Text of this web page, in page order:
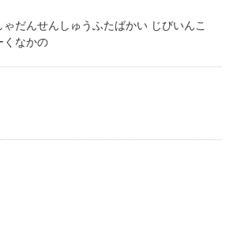
だんせんしゅうふたばかい じびいんこ
くなかの